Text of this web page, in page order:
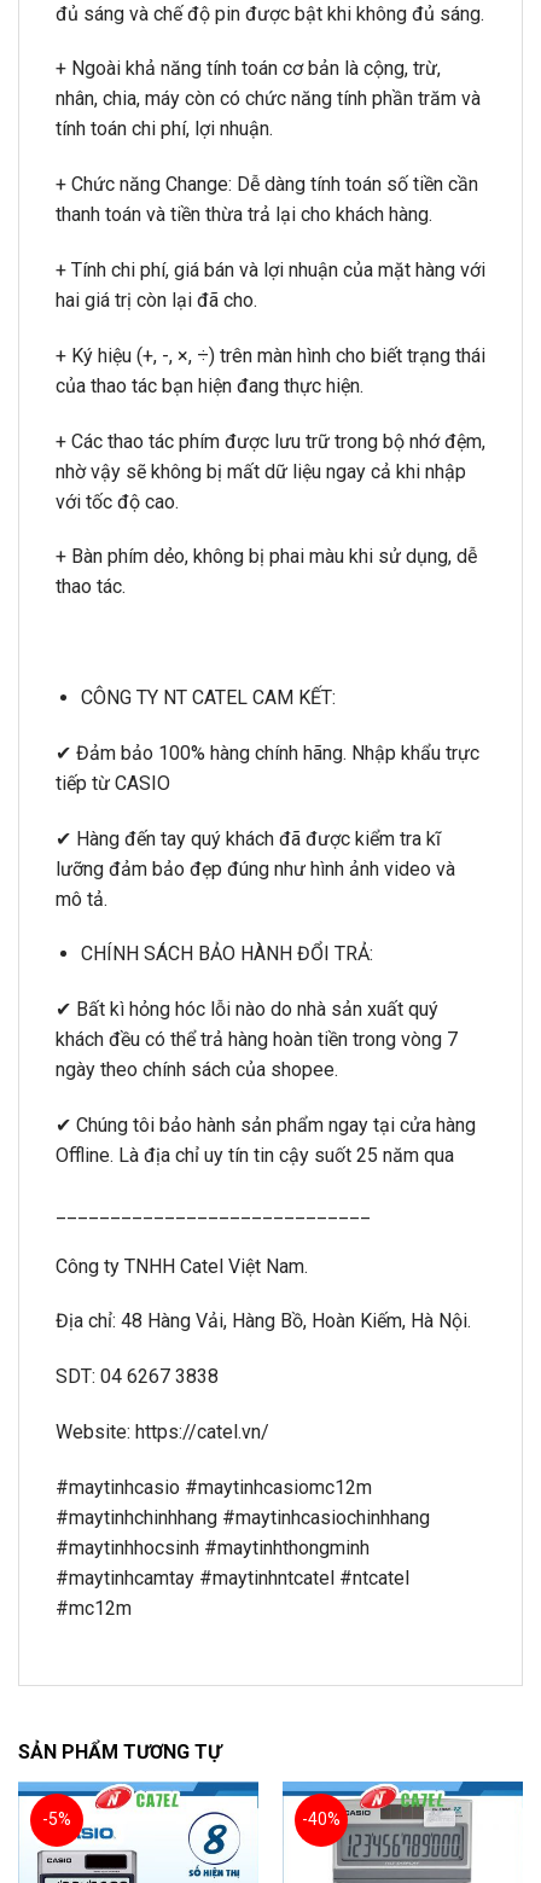
đủ sáng và chế độ pin được bật khi không đủ sáng.
+ Ngoài khả năng tính toán cơ bản là cộng, trừ,
nhân, chia, máy còn có chức năng tính phần trăm và
tính toán chi phí, lợi nhuận.
+ Chức năng Change: Dễ dàng tính toán số tiền cần
thanh toán và tiền thừa trả lại cho khách hàng.
+ Tính chi phí, giá bán và lợi nhuận của mặt hàng với
hai giá trị còn lại đã cho.
+ Ký hiệu (+, -, ×, ÷) trên màn hình cho biết trạng thái
của thao tác bạn hiện đang thực hiện.
+ Các thao tác phím được lưu trữ trong bộ nhớ đệm,
nhờ vậy sẽ không bị mất dữ liệu ngay cả khi nhập
với tốc độ cao.
+ Bàn phím dẻo, không bị phai màu khi sử dụng, dễ
thao tác.
CÔNG TY NT CATEL CAM KẾT:
✔ Đảm bảo 100% hàng chính hãng. Nhập khẩu trực
tiếp từ CASIO
✔ Hàng đến tay quý khách đã được kiểm tra kĩ
lưỡng đảm bảo đẹp đúng như hình ảnh video và
mô tả.
CHÍNH SÁCH BẢO HÀNH ĐỔI TRẢ:
✔ Bất kì hỏng hóc lỗi nào do nhà sản xuất quý
khách đều có thể trả hàng hoàn tiền trong vòng 7
ngày theo chính sách của shopee.
✔ Chúng tôi bảo hành sản phẩm ngay tại cửa hàng
Offline. Là địa chỉ uy tín tin cậy suốt 25 năm qua
Công ty TNHH Catel Việt Nam.
Địa chỉ: 48 Hàng Vải, Hàng Bồ, Hoàn Kiếm, Hà Nội.
SDT: 04 6267 3838
Website: https://catel.vn/
#maytinhcasio #maytinhcasiomc12m
#maytinhchinhhang #maytinhcasiochinhhang
#maytinhhocsinh #maytinhthongminh
#maytinhcamtay #maytinhntcatel #ntcatel
#mc12m
SẢN PHẨM TƯƠNG TỰ
-5% -40%